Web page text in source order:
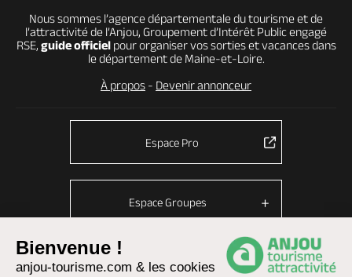
Bienvenue !
anjou-tourisme.com & les cookies
Nous sommes l’agence départementale du tourisme et de
l’attractivité de l’Anjou, Groupement d’Intérêt Public engagé
RSE, guide officielpour organiser vos sorties et vacances dans
le département de Maine-et-Loire.
À propos - Devenir annonceur
Espace Pro
Espace Groupes
© Anjou tourisme 2026 -Plan du site-Fonctionnement du site